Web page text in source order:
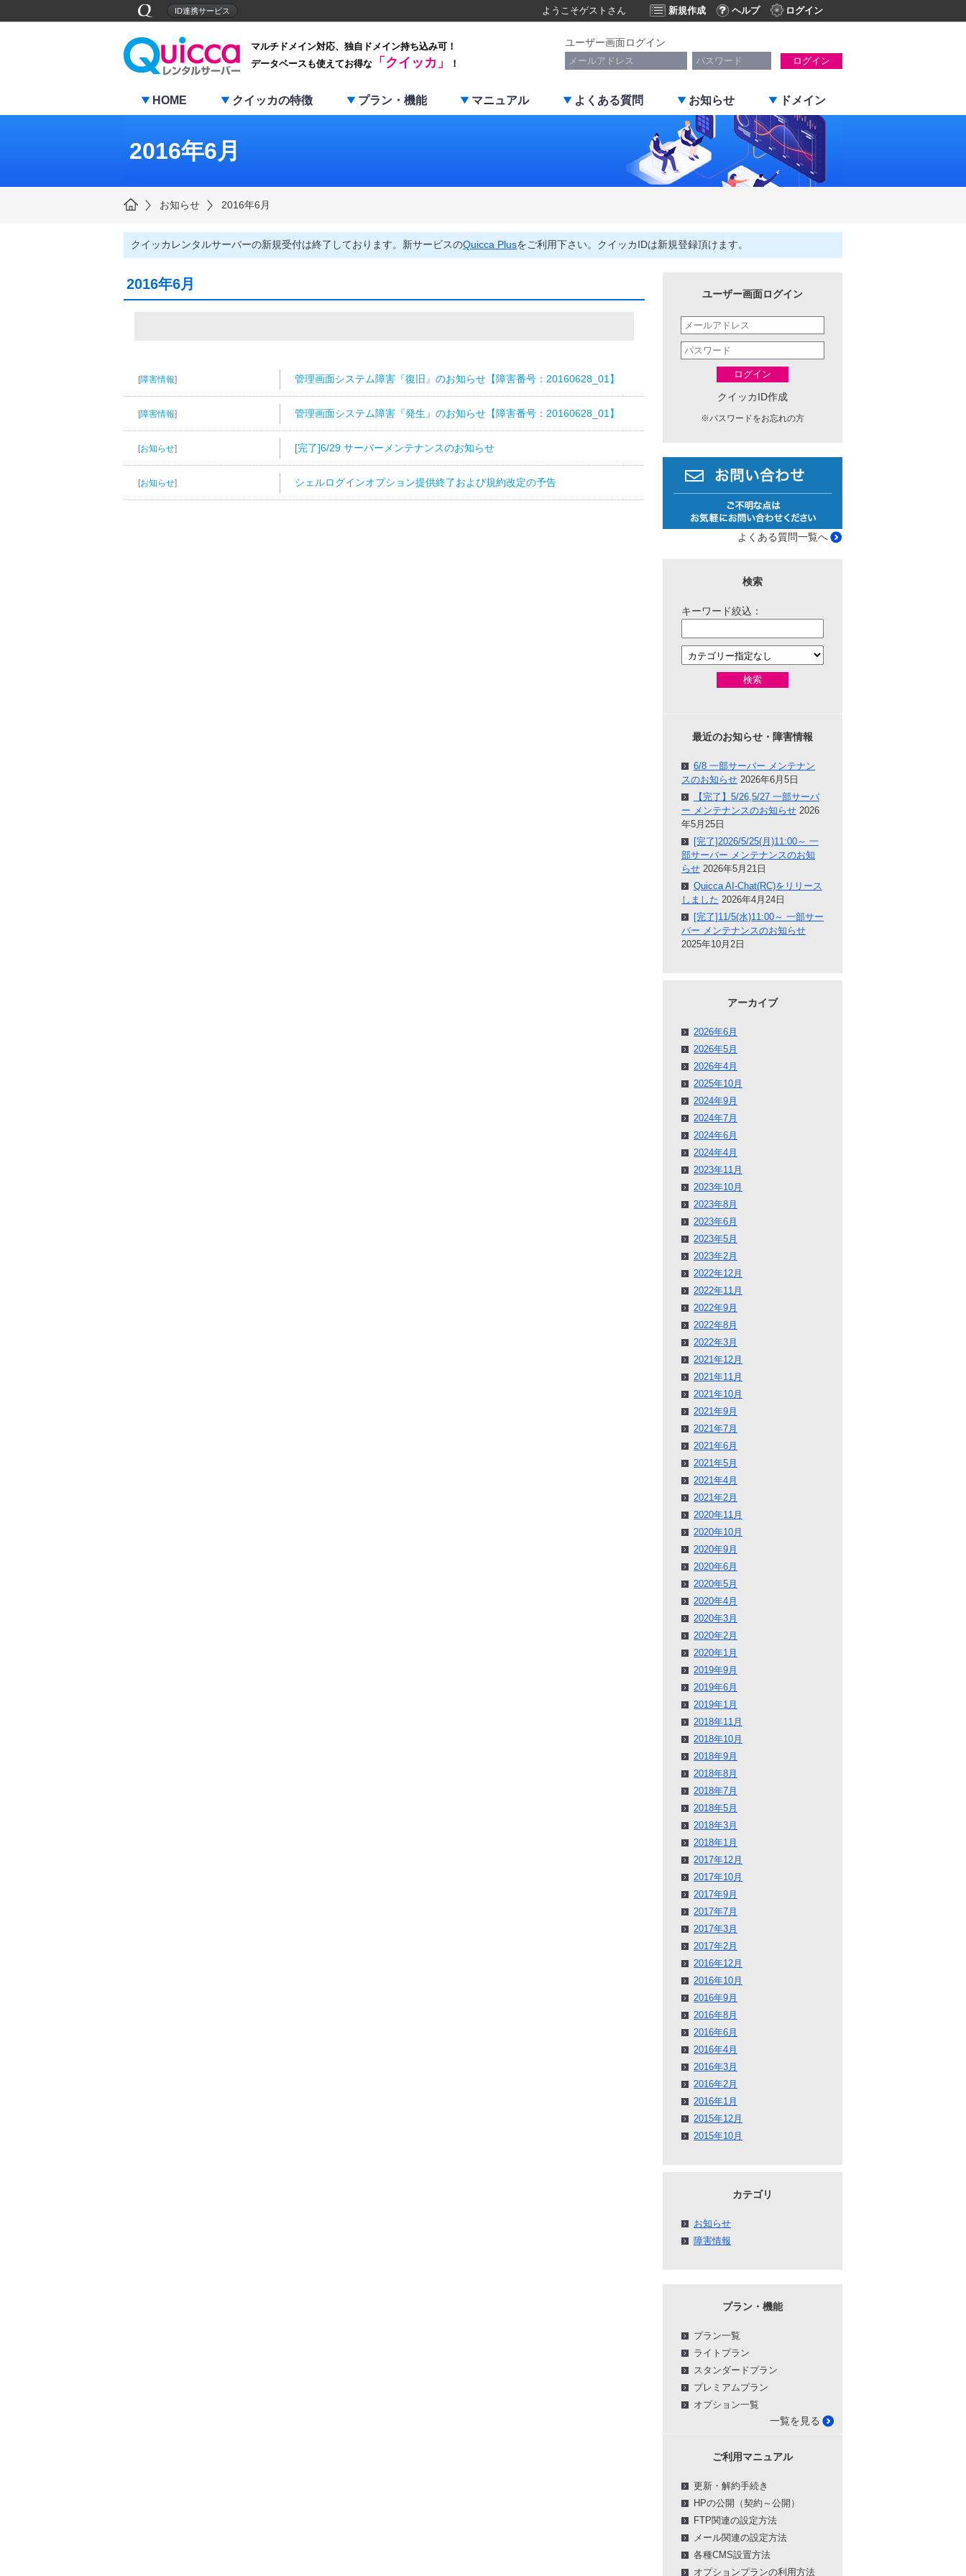
ID連携サービス ようこそゲスト さん 新規作成 ヘルプ ログイン
マルチドメイン対応、独自ドメイン持ち込み可！
データベースも使えてお得な
「クイッカ」 ！
ユーザー画面ログイン
ログイン
HOME クイッカの特徴 プラン・機能 マニュアル よくある質問 お知らせ ドメイン
2016年6月
お知らせ 2016年6月
クイッカレンタルサーバーの新規受付は終了しております。新サービスのQuicca Plusをご利用下さい。クイッカIDは新規登録頂けます。
2016年6月
[障害情報] 管理画面システム障害『復旧』のお知らせ【障害番号：20160628_01】
[障害情報] 管理画面システム障害『発生』のお知らせ【障害番号：20160628_01】
[お知らせ] [完了]6/29 サーバーメンテナンスのお知らせ
[お知らせ] シェルログインオプション提供終了および規約改定の予告
ユーザー画面ログイン
ログイン
クイッカID作成
※パスワードをお忘れの方
よくある質問一覧へ
検索
キーワード絞込：
検索
最近のお知らせ・障害情報
6/8 一部サーバー メンテナン
スのお知らせ 2026年6月5日
【完了】5/26,5/27 一部サーバ
ー メンテナンスのお知らせ 2026
年5月25日
[完了]2026/5/25(月)11:00～ 一
部サーバー メンテナンスのお知
らせ 2026年5月21日
Quicca AI-Chat(RC)をリリース
しました 2026年4月24日
[完了]11/5(水)11:00～ 一部サー
バー メンテナンスのお知らせ
2025年10月2日
アーカイブ
2026年6月
2026年5月
2026年4月
2025年10月
2024年9月
2024年7月
2024年6月
2024年4月
2023年11月
2023年10月
2023年8月
2023年6月
2023年5月
2023年2月
2022年12月
2022年11月
2022年9月
2022年8月
2022年3月
2021年12月
2021年11月
2021年10月
2021年9月
2021年7月
2021年6月
2021年5月
2021年4月
2021年2月
2020年11月
2020年10月
2020年9月
2020年6月
2020年5月
2020年4月
2020年3月
2020年2月
2020年1月
2019年9月
2019年6月
2019年1月
2018年11月
2018年10月
2018年9月
2018年8月
2018年7月
2018年5月
2018年3月
2018年1月
2017年12月
2017年10月
2017年9月
2017年7月
2017年3月
2017年2月
2016年12月
2016年10月
2016年9月
2016年8月
2016年6月
2016年4月
2016年3月
2016年2月
2016年1月
2015年12月
2015年10月
カテゴリ
お知らせ
障害情報
プラン・機能
プラン一覧
ライトプラン
スタンダードプラン
プレミアムプラン
オプション一覧
一覧を見る
ご利用マニュアル
更新・解約手続き
HPの公開（契約～公開）
FTP関連の設定方法
メール関連の設定方法
各種CMS設置方法
オプションプランの利用方法